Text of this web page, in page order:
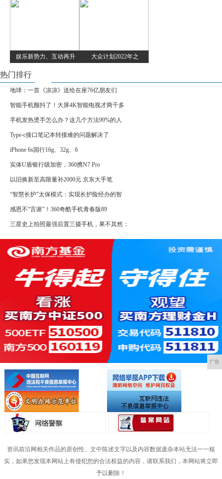
娱乐新势力、互动再升 大众计划2022年之
热门排行
地球：一首《凉凉》送给在座76亿朋友们
智能手机颤抖了！大屏4K智能电视才两千多
手机发热烫手怎么办？这几个方法99%的人
Type-c接口笔记本转接难的问题解决了
iPhone 6s国行16g、32g、6
实体U盾银行级加密，360携N7 Pro
以旧换新至高限量补2000元 京东大手笔
“智慧长护”太保模式：实现长护险经办的智
感恩不“言谢”！360奇酷手机青春版89
三星史上拍照最强后置三摄手机，果不其然：
广告
资讯前沿网相关作品的原创性、文中陈述文字以及内容数据庞杂本站无法一一核
实，如果您发现本网站上有侵犯您的合法权益的内容，请联系我们，本网站将立即
予以删除！